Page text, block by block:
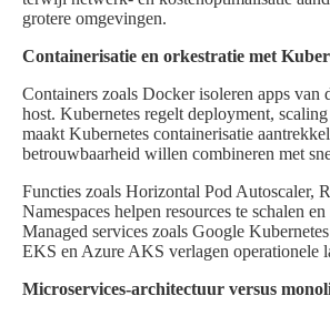
grotere omgevingen.
Containerisatie en orkestratie met
Containers zoals Docker isoleren apps van
host. Kubernetes regelt deployment,
maakt Kubernetes containerisatie
betrouwbaarheid willen combineren met
Functies zoals Horizontal Pod Autoscaler,
Namespaces helpen resources te schalen
Managed services zoals Google
EKS en Azure AKS verlagen operationele
Microservices-architectuur versus